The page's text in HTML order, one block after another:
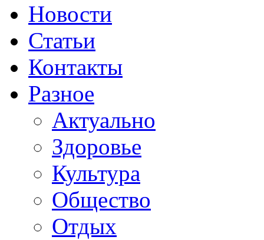
Новости
Статьи
Контакты
Разное
Актуально
Здоровье
Культура
Общество
Отдых